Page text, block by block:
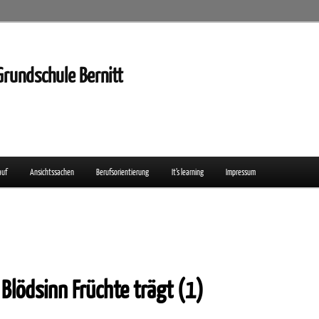
Bernitt
Ansichtssachen Berufsorientierung It’s learning Impressum
Früchte trägt (1)